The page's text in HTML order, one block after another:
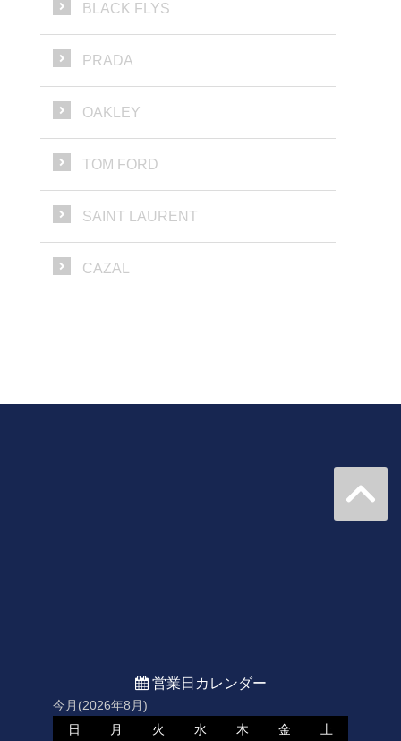
BLACK FLYS
PRADA
OAKLEY
TOM FORD
SAINT LAURENT
CAZAL
営業日カレンダー
今月(2026年8月)
日
月 火 水 木 金
土